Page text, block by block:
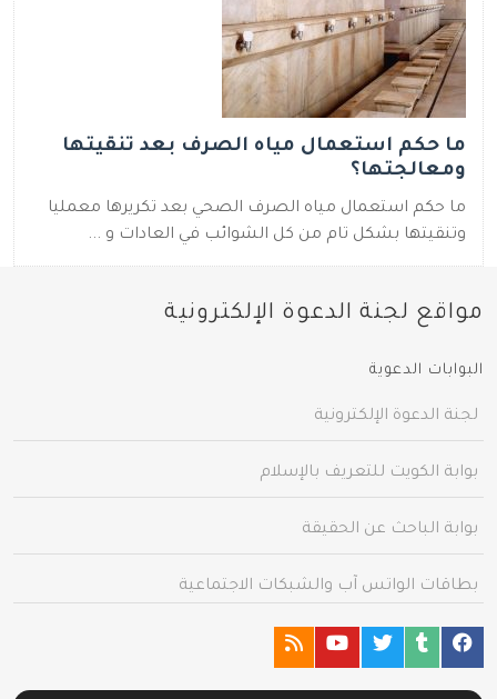
ما حكم استعمال مياه الصرف بعد تنقيتها
ومعالجتها؟
ما حكم استعمال مياه الصرف الصحي بعد تكريرها معمليا
وتنقيتها بشكل تام من كل الشوائب في العادات و ...
مواقع لجنة الدعوة الإلكترونية
البوابات الدعوية
لجنة الدعوة الإلكترونية
بوابة الكويت للتعريف بالإسلام
بوابة الباحث عن الحقيقة
بطاقات الواتس آب والشبكات الاجتماعية